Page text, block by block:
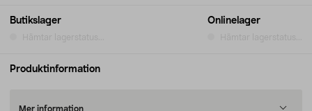
Butikslager
Hämtar lagerstatus...
Onlinelager
Hämtar lagerstatus...
Produktinformation
Mer information